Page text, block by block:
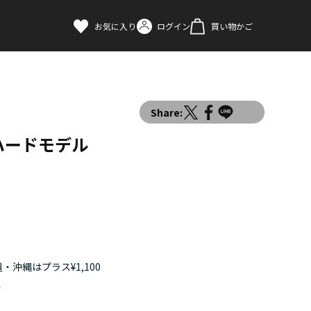
お気に入り ログイン 買い物かご
Share:
ドモデル
沖縄はプラス¥1,100